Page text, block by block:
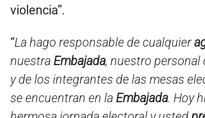
violencia”.
“La hago responsable de cualquier
nuestraEmbajada, nuestro
y de los integrantes de las mesas
se encuentran en laEmbajada. Hoy